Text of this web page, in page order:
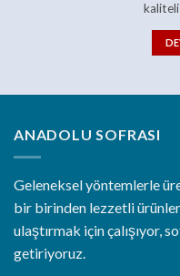
kaliteli
ANADOLU SOFRASI
Geleneksel yöntemlerle
bir birinden lezzetli
ulaştırmak için çalışıyor,
getiriyoruz.